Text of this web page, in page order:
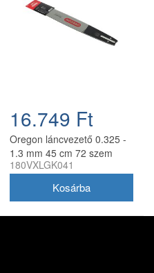
16.749 Ft
Oregon láncvezető 0.325 -
1.3 mm 45 cm 72 szem
Husqvarna fűrészekhez
180VXLGK041